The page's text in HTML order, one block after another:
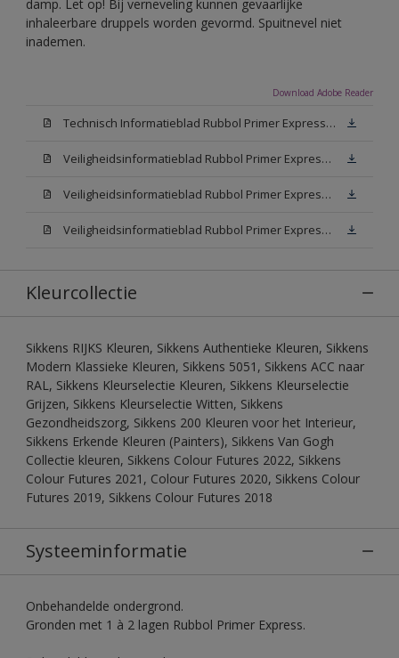
damp. Let op! Bij verneveling kunnen gevaarlijke
inhaleerbare druppels worden gevormd. Spuitnevel niet
inademen.
Download Adobe Reader
Technisch Informatieblad Rubbol Primer Express (PDF)
Veiligheidsinformatieblad Rubbol Primer Express White (MSDS)
Veiligheidsinformatieblad Rubbol Primer Express W05 (MSDS)
Veiligheidsinformatieblad Rubbol Primer Express N00 (MSDS)
Kleurcollectie
Sikkens RIJKS Kleuren, Sikkens Authentieke Kleuren, Sikkens
Modern Klassieke Kleuren, Sikkens 5051, Sikkens ACC naar
RAL, Sikkens Kleurselectie Kleuren, Sikkens Kleurselectie
Grijzen, Sikkens Kleurselectie Witten, Sikkens
Gezondheidszorg, Sikkens 200 Kleuren voor het Interieur,
Sikkens Erkende Kleuren (Painters), Sikkens Van Gogh
Collectie kleuren, Sikkens Colour Futures 2022, Sikkens
Colour Futures 2021, Colour Futures 2020, Sikkens Colour
Futures 2019, Sikkens Colour Futures 2018
Systeeminformatie
Onbehandelde ondergrond.
Gronden met 1 à 2 lagen Rubbol Primer Express.